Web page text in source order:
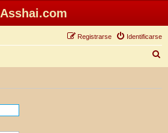
Asshai.com
Identificarse
Registrarse
u